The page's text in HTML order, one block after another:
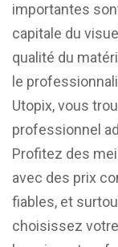
importantes
capitale du
qualité du
le
Utopix, vous
professionnel
Profitez des
avec des prix
fiables, et
choisissez